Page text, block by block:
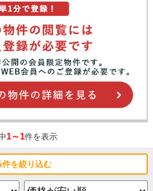
スタッフ紹介
お客様の声
お知らせ
来店予約
お気に入り物件
1～1件を表示
件を絞り込む